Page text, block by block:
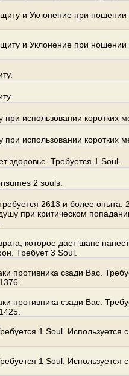
и Уклонение при ношении
и Уклонение при ношении
использовании коротких
использовании коротких
здоровье. Требуется 1 Soul.
2 souls.
2613 и более опыта.
при критическом
которое дает шанс
Требует 3 Soul.
противника сзади Вас.
противника сзади Вас.
1 Soul. Используется
1 Soul. Используется